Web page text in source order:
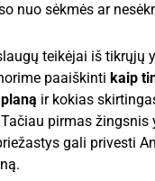
nuo sėkmės ar
teikėjai iš tikrųjų
paaiškinti kaip
ir kokias
pirmas žingsnis
gali privesti